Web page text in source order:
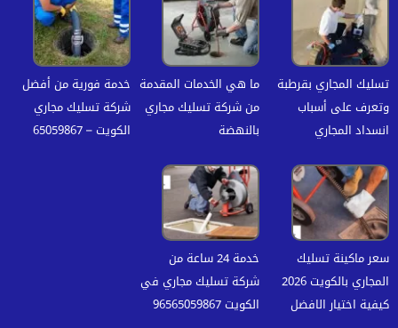
تسليك المجاري بقرطبة
وتعرف على أسباب
انسداد المجاري
ما هي الخدمات المقدمة
من شركة تسليك مجاري
بالنهضة
خدمة فورية من أفضل
شركة تسليك مجاري
الكويت – 65059867
سعر ماكينة تسليك
المجاري بالكويت 2026
كيفية اختيار الافضل
خدمة 24 ساعة من
شركة تسليك مجاري في
الكويت 96565059867